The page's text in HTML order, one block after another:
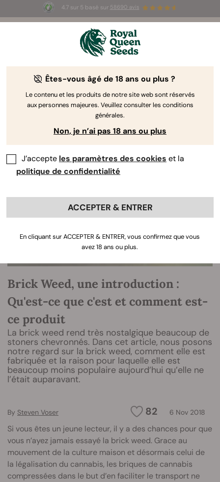
4.7 sur 5 basé sur 58690 avis
3 graines White Widow AutoGRATUITES pour les
The RQS Blog
Articles Cannabis Lifestyle
Brick Weed, une introduction :
Qu'est-ce que c'est et comment est-
ce produit
La brick weed rend très nostalgique beaucoup de
stoners chevronnés. Dans cet article, nous posons
notre regard sur la brick weed, comment elle est
fabriquée et la raison pour laquelle elle est
beaucoup moins populaire aujourd’hui qu’elle ne
l’était auparavant.
82 6 Nov 2018
By Steven Voser
Si vous êtes un jeune lecteur, il y a des chances pour que
vous n’ayez jamais essayé la brick weed. Grace au
mouvement de la culture maison et désormais celui de
la légalisation du cannabis, les briques de cannabis
compressées dans le but d’en faciliter le transport ne
Êtes-vous âgé de 18 ans ou plus ?
Le contenu et les produits de notre site web sont réservés
aux personnes majeures. Veuillez consulter les conditions
générales.
Non, je n’ai pas 18 ans ou plus
J’accepte les paramètres des cookies et la
politique de confidentialité
ACCEPTER & ENTRER
En cliquant sur ACCEPTER & ENTRER, vous confirmez que vous
avez 18 ans ou plus.